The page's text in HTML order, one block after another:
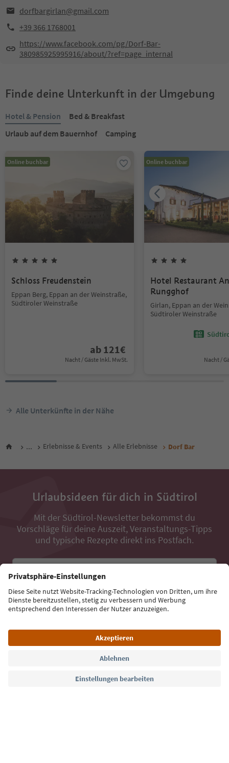
dorfbargirlan@gmail.com
+39 366 1768001
https://www.facebook.com/pg/Dorf-Bar-
380985925995916/about/?ref=page_internal
Finde deine Unterkunft in der Umgebung
Hotel & Pension
Bed & Breakfast
Urlaub auf dem Bauernhof
Camping
Online buchbar
Schloss Freudenstein
Eppan Berg, Eppan an der Weinstraße,
Südtiroler Weinstraße
ab 121€
Nacht / Gäste Inkl. MwSt.
Online buchbar
Hotel Restaurant
Rungghof
Girlan, Eppan an der
Südtiroler Weinstraße
Nacht /
Alle Unterkünfte in der Nähe
... Erlebnisse & Events Alle Erlebnisse Dorf Bar
Urlaubsideen für dich in Südtirol
Mit der Südtirol-Newsletter bekommst du
Vorschläge für deine Auszeit, Veranstaltungs-Tipps
und typische Rezepte direkt ins Postfach.
Jetzt anmelden